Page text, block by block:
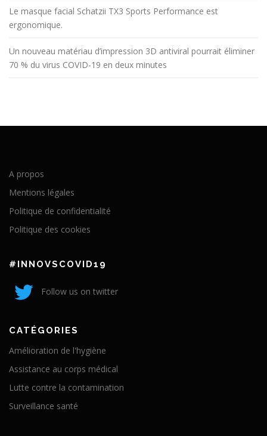
Le masque facial Schatzii TX3 Sports Performance est
ergonomique.
Un nouveau matériau d’impression 3D antiviral pourrait éliminer
70 % du virus COVID-19 en deux minutes
A propos
Mentions légales
Politique de confidentialité
Politique des cookies
#INNOVSCOVID19
Follow us on twitter
CATÉGORIES
Amélioration de l'hygiène
Assistance au corps médical
Lutte contre la contamination
Surveillance santé